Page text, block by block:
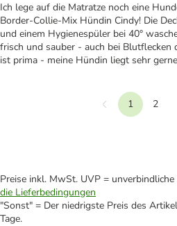
Ich lege auf die Matratze noch eine
Border-Collie-Mix Hündin Cindy! Die
und einem Hygienespüler bei 40°
frisch und sauber - auch bei Blutflecken
ist prima - meine Hündin liegt sehr
Vorherige
1 2
Preise inkl. MwSt. UVP =
die Lieferbedingungen
"Sonst" = Der niedrigste Preis des
Tage.